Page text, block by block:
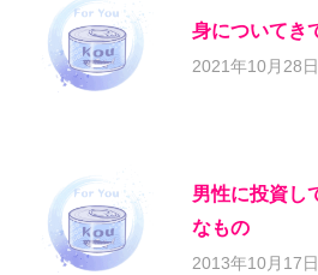
身についてき
2021年10月28
男性に投資し
なもの
2013年10月17